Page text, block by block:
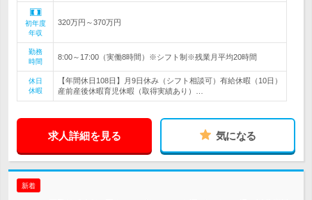
初年度
年収
320万円～370万円
勤務
時間
8:00～17:00（実働8時間）※シフト制※残業月平均20時間
休日
休暇
【年間休日108日】月9日休み（シフト相談可）有給休暇（10日）
産前産後休暇育児休暇（取得実績あり）…
求人詳細を見る 気になる
新着